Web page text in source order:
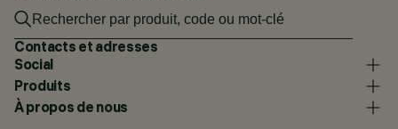
Contacts et adresses
Social
Produits
À propos de nous